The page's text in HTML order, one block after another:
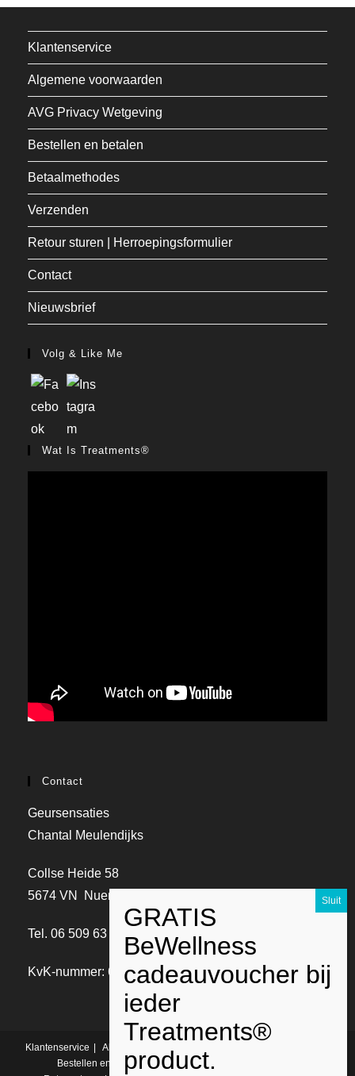
Klantenservice
Algemene voorwaarden
AVG Privacy Wetgeving
Bestellen en betalen
Betaalmethodes
Verzenden
Retour sturen | Herroepingsformulier
Contact
Nieuwsbrief
Volg & Like Me
Wat Is Treatments®
Contact
Geursensaties
Chantal Meulendijks
Collse Heide 58
5674 VN Nuenen
Tel. 06 509 63 630
KvK-nummer: 67094082
Klantenservice Algemene voorwaarden
Bestellen en betalen
Betaalmethodes